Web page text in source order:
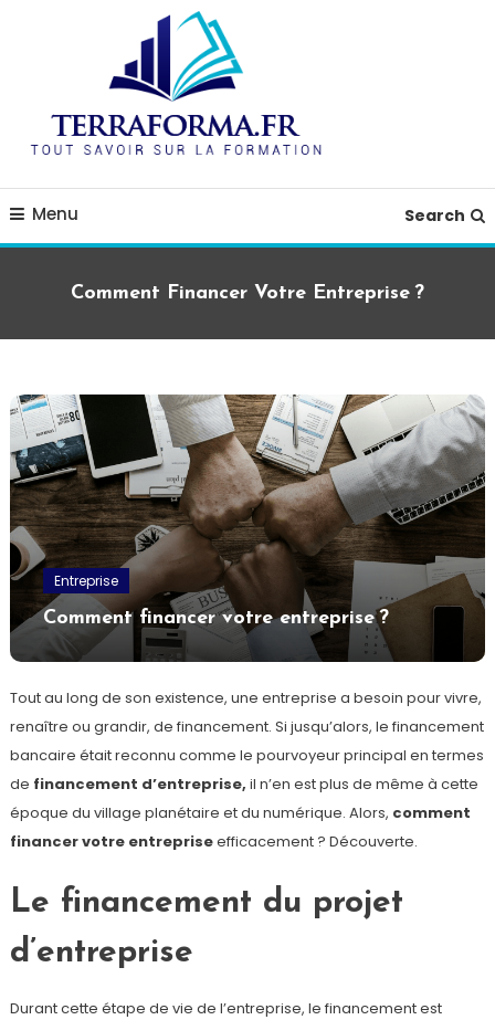
terraforma.fr
Menu Search
Comment Financer Votre Entreprise ?
Entreprise
Comment financer votre entreprise ?
Tout au long de son existence, une entreprise a besoin pour vivre,
renaître ou grandir, de financement. Si jusqu’alors, le financement
bancaire était reconnu comme le pourvoyeur principal en termes
de financement d’entreprise, il n’en est plus de même à cette
époque du village planétaire et du numérique. Alors, comment
financer votre entrepriseefficacement ? Découverte.
Le financement du projet
d’entreprise
Durant cette étape de vie de l’entreprise, le financement est